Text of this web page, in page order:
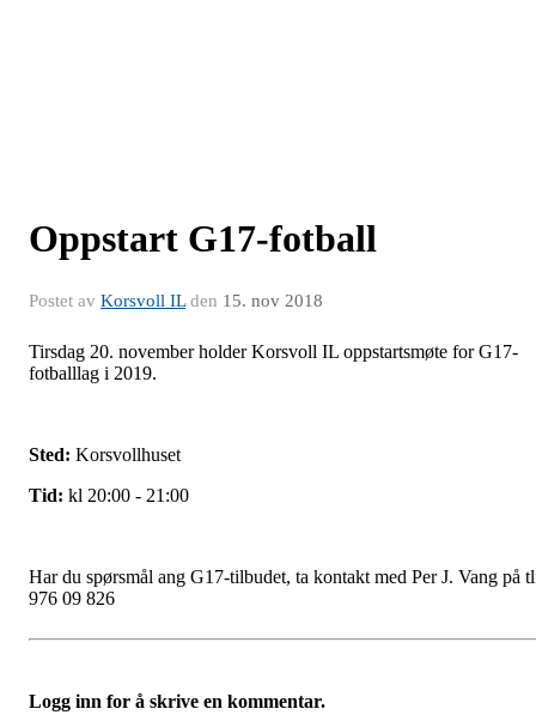
Oppstart G17-fotball
Postet av Korsvoll ILden 15. nov 2018
Tirsdag 20. november holder Korsvoll IL oppstartsmøte for G17-
fotballlag i 2019.
Sted: Korsvollhuset
Tid: kl 20:00 - 21:00
Har du spørsmål ang G17-tilbudet, ta kontakt med Per J. Vang på
976 09 826
Logg inn for å skrive en kommentar.